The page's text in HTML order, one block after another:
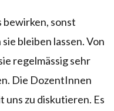
bewirken, sonst
bleiben lassen. Von
regelmässig sehr
Die DozentInnen
uns zu diskutieren. Es